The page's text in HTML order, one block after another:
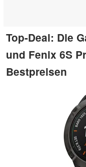
Top-Deal: Die
und Fenix 6S
Bestpreisen